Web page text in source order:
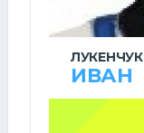
ЛУКЕНЧУК
ИВАН